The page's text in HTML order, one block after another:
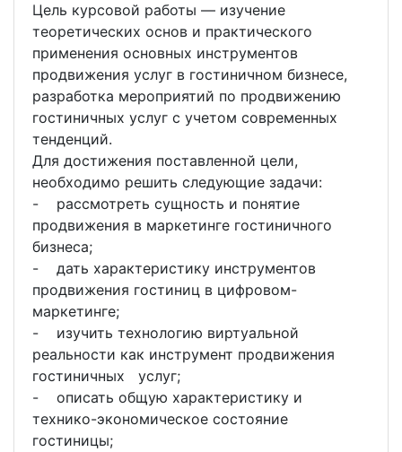
Цель курсовой работы — изучение
теоретических основ и практического
применения основных инструментов
продвижения услуг в гостиничном бизнесе,
разработка мероприятий по продвижению
гостиничных услуг с учетом современных
тенденций.
Для достижения поставленной цели,
необходимо решить следующие задачи:
- рассмотреть сущность и понятие
продвижения в маркетинге гостиничного
бизнеса;
- дать характеристику инструментов
продвижения гостиниц в цифровом-
маркетинге;
- изучить технологию виртуальной
реальности как инструмент продвижения
гостиничных услуг;
- описать общую характеристику и
технико-экономическое состояние
гостиницы;